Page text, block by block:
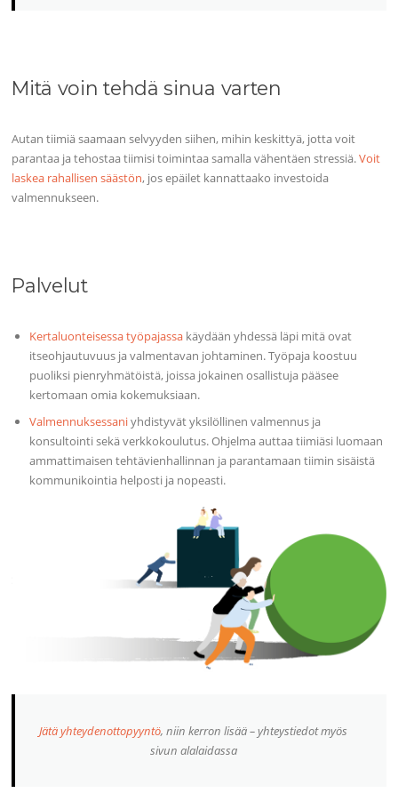
Mitä voin tehdä sinua varten
Autan tiimiä saamaan selvyyden siihen, mihin keskittyä, jotta voit
parantaa ja tehostaa tiimisi toimintaa samalla vähentäen stressiä.Voit
laskea rahallisen säästön, jos epäilet kannattaako investoida
valmennukseen.
Palvelut
Kertaluonteisessa työpajassa käydään yhdessä läpi mitä ovat
itseohjautuvuus ja valmentavan johtaminen. Työpaja koostuu
puoliksi pienryhmätöistä, joissa jokainen osallistuja pääsee
kertomaan omia kokemuksiaan.
Valmennuksessaniyhdistyvät yksilöllinen valmennus ja
konsultointi sekä verkkokoulutus. Ohjelma auttaa tiimiäsi luomaan
ammattimaisen tehtävienhallinnan ja parantamaan tiimin sisäistä
kommunikointia helposti ja nopeasti.
Jätä yhteydenottopyyntö, niin kerron lisää – yhteystiedot myös
sivun alalaidassa